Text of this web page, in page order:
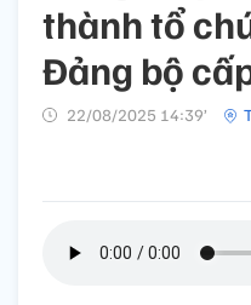
thành tổ
Đảng bộ
22/08/2025 14:39’